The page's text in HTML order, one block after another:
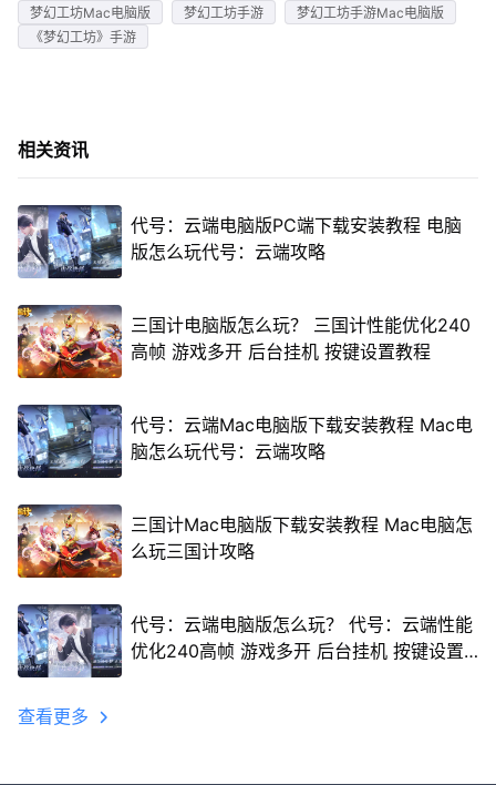
梦幻工坊Mac电脑版
梦幻工坊手游
梦幻工坊手游Mac电脑版
《梦幻工坊》手游
相关资讯
代号：云端电脑版PC端下载安装教程 电脑
版怎么玩代号：云端攻略
三国计电脑版怎么玩？ 三国计性能优化240
高帧 游戏多开 后台挂机 按键设置教程
代号：云端Mac电脑版下载安装教程 Mac电
脑怎么玩代号：云端攻略
三国计Mac电脑版下载安装教程 Mac电脑怎
么玩三国计攻略
代号：云端电脑版怎么玩？ 代号：云端性能
优化240高帧 游戏多开 后台挂机 按键设置
查看更多